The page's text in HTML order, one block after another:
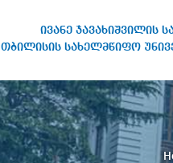
ივანე ჯავახიშვილის
თბილისის სახელმწიფო